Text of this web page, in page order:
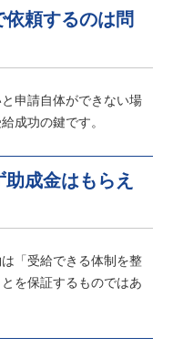
頼するのは問
申請自体ができない場
成功の鍵です。
成金はもらえ
「受給できる体制を整
を保証するものではあ